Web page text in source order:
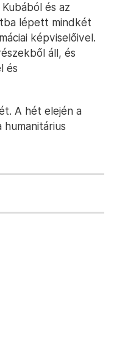
és az
lépett mindkét
képviselőivel.
áll, és
és
A hét elején a